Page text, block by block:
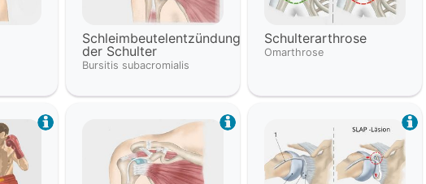
Schleimbeutelentzündung
der Schulter
Bursitis subacromialis
Schulterarthrose
Omarthrose